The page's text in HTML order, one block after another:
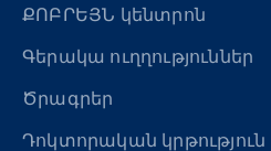
ՔՈԲՐԵՅՆ կենտրոն
Գերակա ուղղություններ
Ծրագրեր
Դոկտորական կրթություն